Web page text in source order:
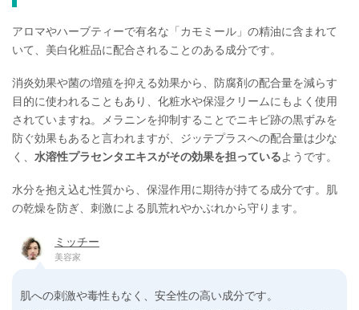
アロマやハーブティーで有名な「カモミール」の精油に含まれて
いて、美白化粧品に配合されることのある成分です。
消炎効果や菌の増殖を抑える効果から、防腐剤の配合量を減らす
目的に使われることもあり、化粧水や保湿クリームにもよく使用
されていますね。メラニンを抑制することでニキビ跡の黒ずみを
防ぐ効果もあると言われますが、ジッテプラスへの配合量は少な
く、 水溶性プラセンタエキスがその効果を担っているようです。
水分を抱え込む性質から、保湿作用に期待が持てる成分です。肌
の乾燥を防ぎ、刺激による肌荒れやかぶれから守ります。
ミッチー
美容家
肌への刺激や毒性もなく、安全性の高い成分です。